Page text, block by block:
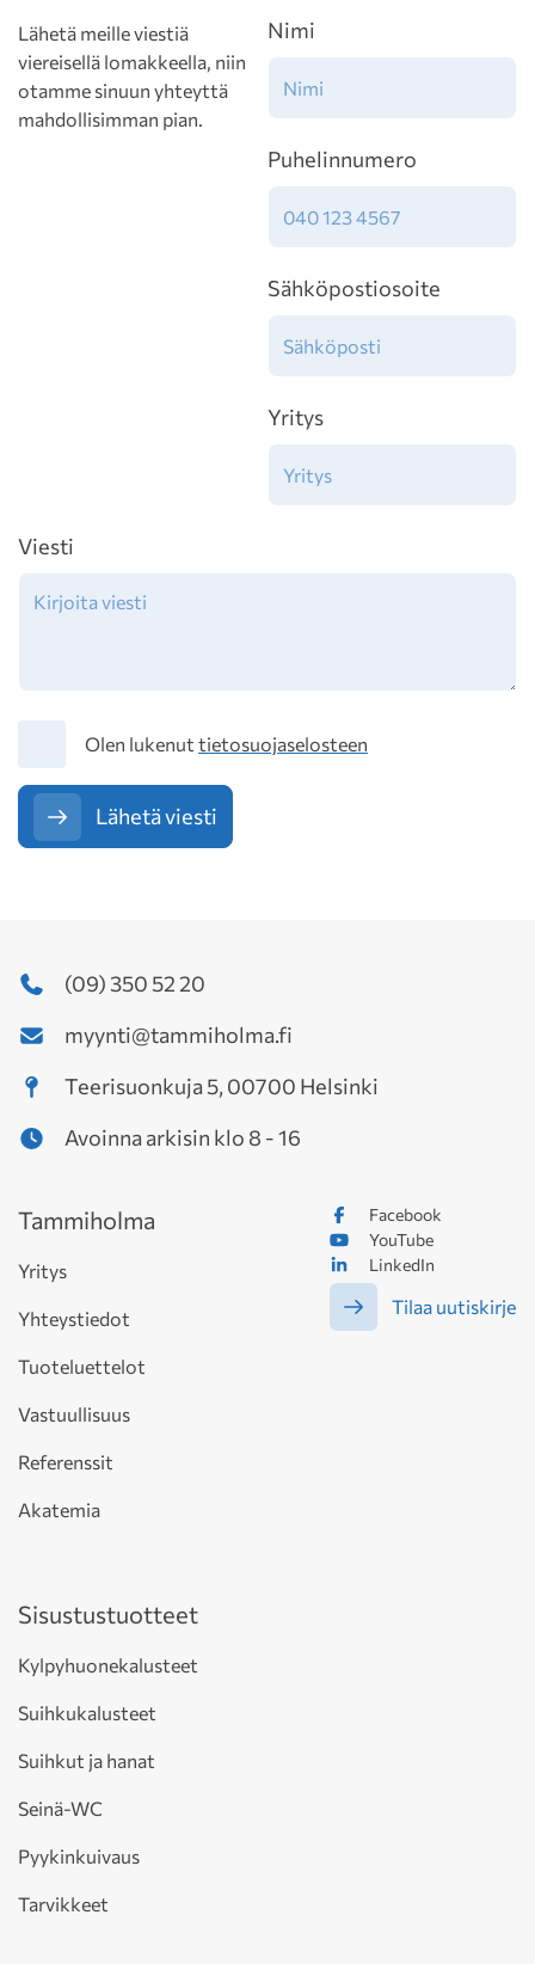
Lähetä meille viestiä
viereisellä lomakkeella, niin
otamme sinuun yhteyttä
mahdollisimman pian.
Nimi
Puhelinnumero
Sähköpostiosoite
Yritys
Viesti
TietosuojaOlen lukenut tietosuojaselosteen
Lähetä viesti
(09) 350 52 20
myynti@tammiholma.fi
Teerisuonkuja 5, 00700 Helsinki
Avoinna arkisin klo 8 - 16
Facebook
YouTube
LinkedIn
Tilaa uutiskirje
Tammiholma
Yritys
Yhteystiedot
Tuoteluettelot
Vastuullisuus
Referenssit
Akatemia
Sisustustuotteet
Kylpyhuonekalusteet
Suihkukalusteet
Suihkut ja hanat
Seinä-WC
Pyykinkuivaus
Tarvikkeet